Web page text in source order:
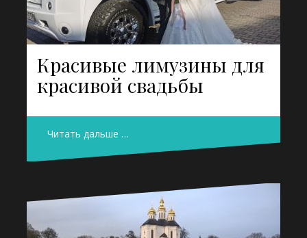
Красивые лимузины для
красивой свадьбы
Читать дальше …